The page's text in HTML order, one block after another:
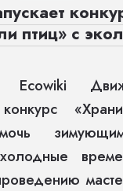
птиц» с
Ecowiki